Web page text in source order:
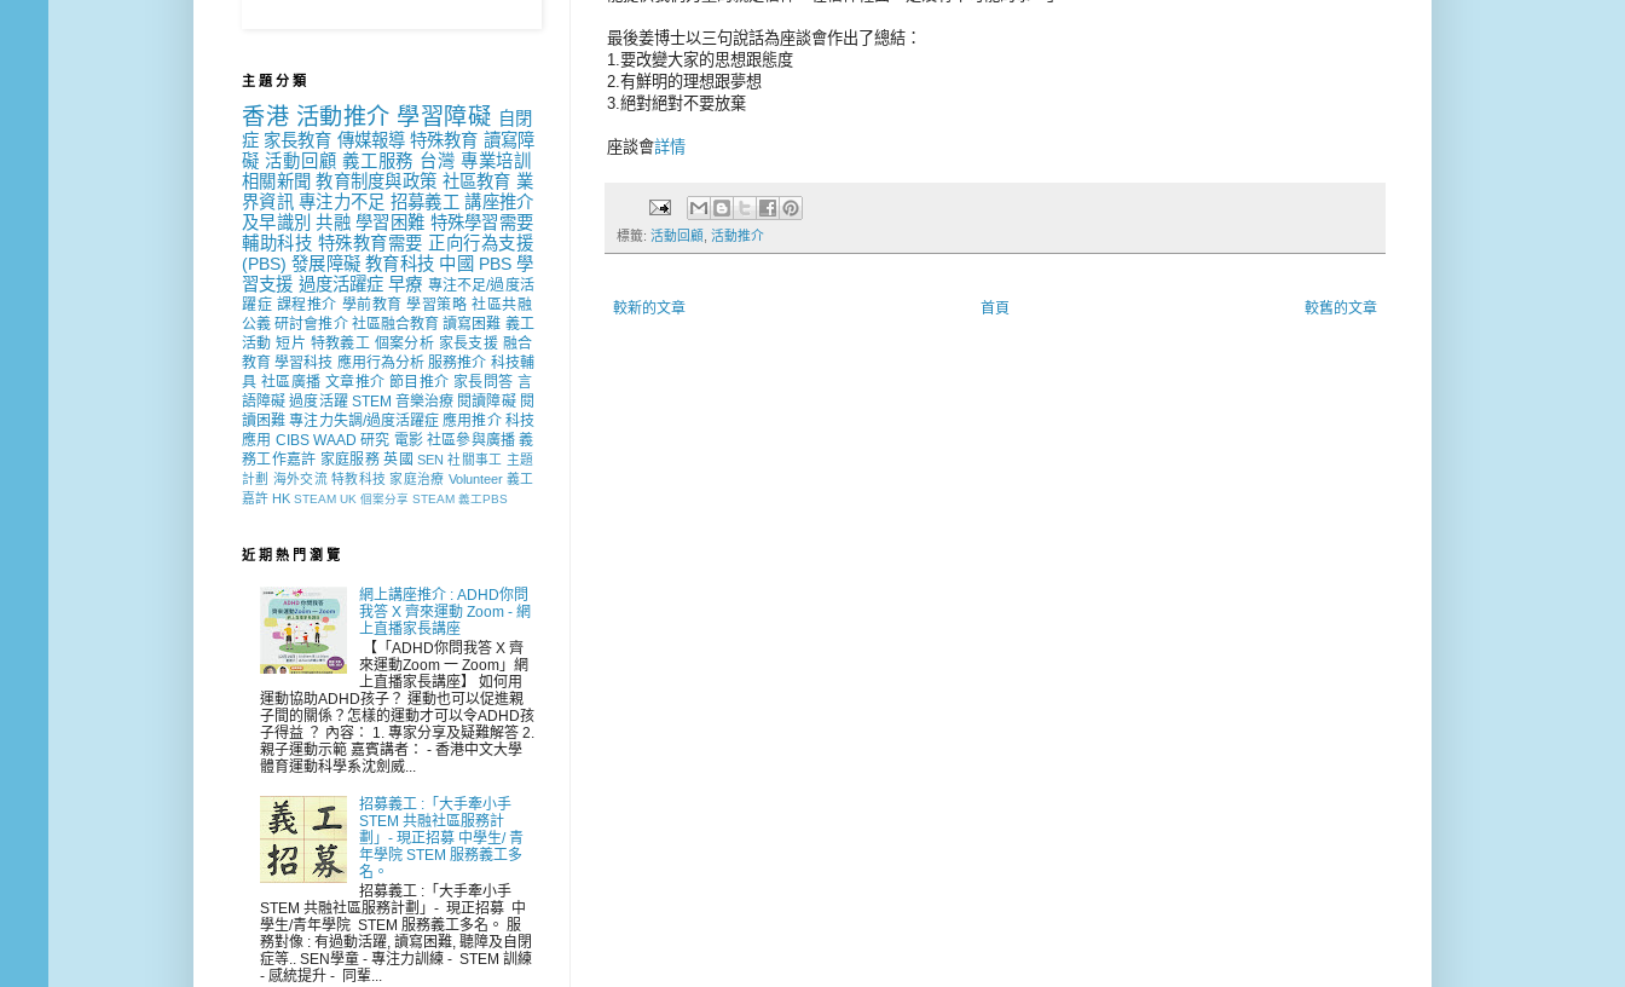
最後姜博士以三句說話為座談會作出了總結：
1.要改變大家的思想跟態度
2.有鮮明的理想跟夢想
3.絕對絕對不要放棄
座談會詳情
標籤: 活動回顧 活動推介
較新的文章 較舊的文章
首頁
主 題 分 類
香港 活動推介 學習障礙 自閉
症 家長教育 傳媒報導 特殊教育 讀寫障
礙 活動回顧 義工服務 台灣 專業培訓
相關新聞 教育制度與政策 社區教育 業
界資訊 專注力不足 招募義工 講座推介
及早識別 共融 學習困難 特殊學習需要
輔助科技 特殊教育需要 正向行為支援
(PBS) 發展障礙 教育科技 中國 PBS 學
習支援 過度活躍症 早療 專注不足/過度活
躍症 課程推介 學前教育 學習策略 社區共融
公義 研討會推介 社區融合教育 讀寫困難 義工
活動 短片 特教義工 個案分析 家長支援 融合
教育 學習科技 應用行為分析 服務推介 科技輔
具 社區廣播 文章推介 節目推介 家長問答 言
語障礙 過度活躍 STEM 音樂治療 閱讀障礙 閱
讀困難 專注力失調/過度活躍症 應用推介 科技
應用 CIBS WAAD 研究 電影 社區參與廣播 義
務工作嘉許 家庭服務 英國 SEN 社關事工 主題
計劃 海外交流 特教科技 家庭治療 Volunteer 義工
嘉許 HK STEAM UK 個案分享 STEAM 義工PBS
近 期 熱 門 瀏 覽
網上講座推介 : ADHD你問
我答 X 齊來運動 Zoom - 網
上直播家長講座
【「ADHD你問我答 X 齊
來運動Zoom 一 Zoom」網
上直播家長講座】 如何用
運動協助ADHD孩子？ 運動也可以促進親
子間的關係？怎樣的運動才可以令ADHD孩
子得益 ？ 內容： 1. 專家分享及疑難解答 2.
親子運動示範 嘉賓講者： - 香港中文大學
體育運動科學系沈劍威...
招募義工 :「大手牽小手
STEM 共融社區服務計
劃」- 現正招募 中學生/ 青
年學院 STEM 服務義工多
名。
招募義工 :「大手牽小手
STEM 共融社區服務計劃」- 現正招募 中
學生/青年學院 STEM 服務義工多名。 服
務對像 : 有過動活躍, 讀寫困難, 聽障及自閉
症等.. SEN學童 - 專注力訓練 - STEM 訓練
- 感統提升 - 同輩...